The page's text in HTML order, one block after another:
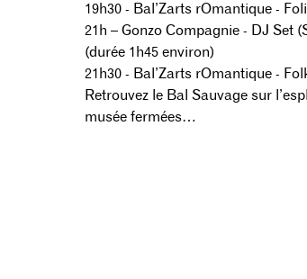
19h30 - Bal’Zarts rOmantique -
21h – Gonzo Compagnie - DJ
(durée 1h45 environ)
21h30 - Bal’Zarts rOmantique -
Retrouvez le Bal Sauvage sur
musée fermées…